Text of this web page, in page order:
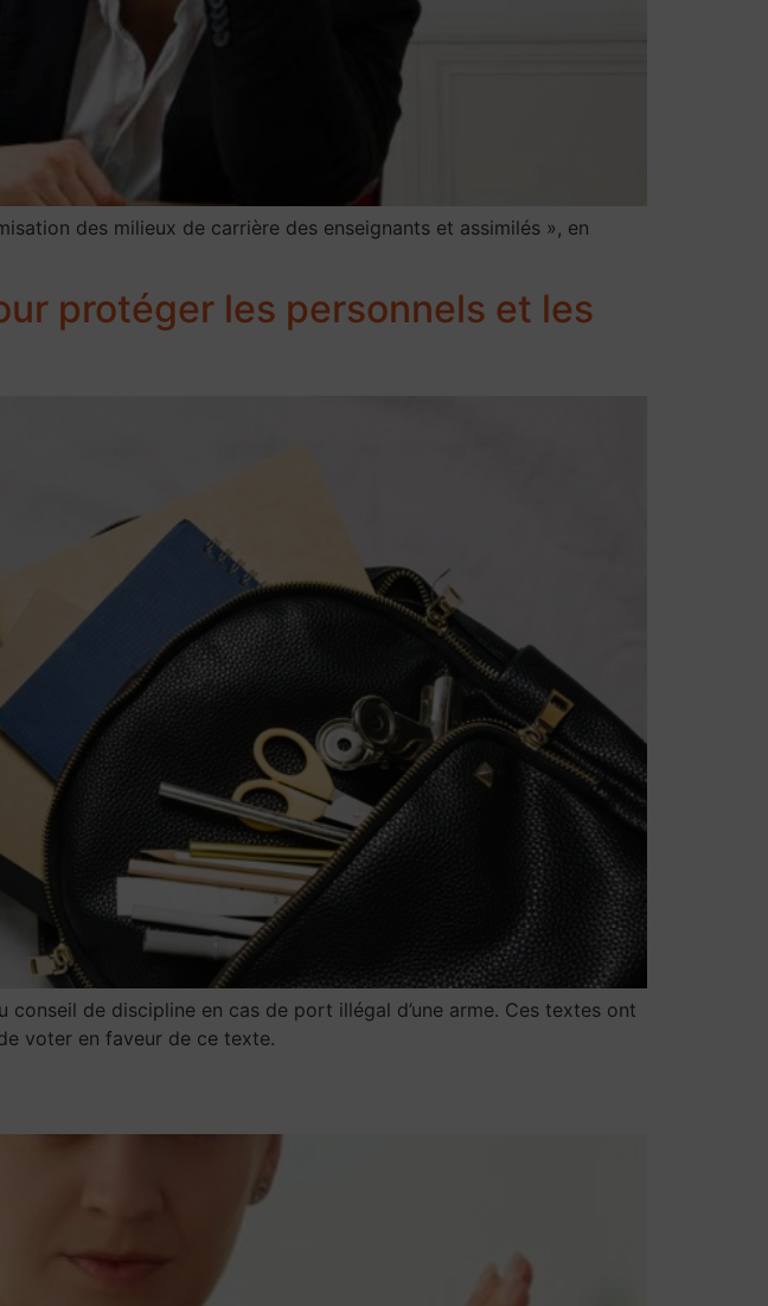
des milieux de carrière des enseignants et assimilés », en
protéger les personnels et les
de discipline en cas de port illégal d’une arme. Ces textes ont
voter en faveur de ce texte.